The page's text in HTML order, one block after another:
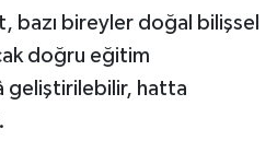
bazı bireyler doğal bilişsel
doğru eğitim
geliştirilebilir, hatta